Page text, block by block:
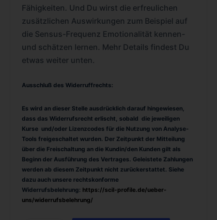
Fähigkeiten. Und Du wirst die erfreulichen
zusätzlichen Auswirkungen zum Beispiel auf
die Sensus-Frequenz Emotionalität kennen-
und schätzen lernen. Mehr Details findest Du
etwas weiter unten.
Ausschluß des Widerruffrechts:
Es wird an dieser Stelle ausdrücklich darauf hingewiesen,
dass das Widerrufsrecht erlischt, sobald die jeweiligen
Kurse und/oder Lizenzcodes für die Nutzung von Analyse-
Tools freigeschaltet wurden. Der Zeitpunkt der Mitteilung
über die Freischaltung an die Kundin/den Kunden gilt als
Beginn der Ausführung des Vertrages. Geleistete Zahlungen
werden ab diesem Zeitpunkt nicht zurückerstattet. Siehe
dazu auch unsere rechtskonforme
Widerrufsbelehrung: https://scil-profile.de/ueber-
uns/widerrufsbelehrung/